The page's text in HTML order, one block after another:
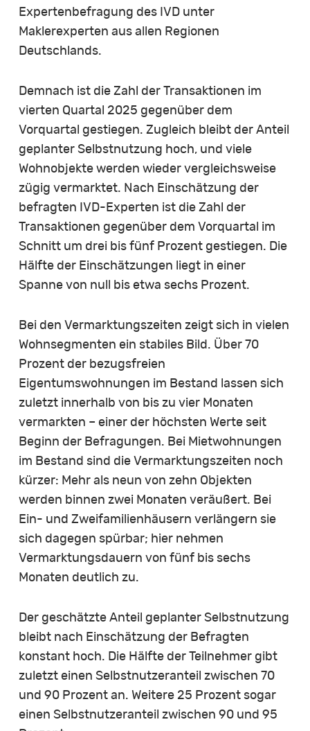
Expertenbefragung des IVD unter
Maklerexperten aus allen Regionen
Deutschlands.
Demnach ist die Zahl der Transaktionen im
vierten Quartal 2025 gegenüber dem
Vorquartal gestiegen. Zugleich bleibt der Anteil
geplanter Selbstnutzung hoch, und viele
Wohnobjekte werden wieder vergleichsweise
zügig vermarktet. Nach Einschätzung der
befragten IVD-Experten ist die Zahl der
Transaktionen gegenüber dem Vorquartal im
Schnitt um drei bis fünf Prozent gestiegen. Die
Hälfte der Einschätzungen liegt in einer
Spanne von null bis etwa sechs Prozent.
Bei den Vermarktungszeiten zeigt sich in vielen
Wohnsegmenten ein stabiles Bild. Über 70
Prozent der bezugsfreien
Eigentumswohnungen im Bestand lassen sich
zuletzt innerhalb von bis zu vier Monaten
vermarkten – einer der höchsten Werte seit
Beginn der Befragungen. Bei Mietwohnungen
im Bestand sind die Vermarktungszeiten noch
kürzer: Mehr als neun von zehn Objekten
werden binnen zwei Monaten veräußert. Bei
Ein- und Zweifamilienhäusern verlängern sie
sich dagegen spürbar; hier nehmen
Vermarktungsdauern von fünf bis sechs
Monaten deutlich zu.
Der geschätzte Anteil geplanter Selbstnutzung
bleibt nach Einschätzung der Befragten
konstant hoch. Die Hälfte der Teilnehmer gibt
zuletzt einen Selbstnutzeranteil zwischen 70
und 90 Prozent an. Weitere 25 Prozent sogar
einen Selbstnutzeranteil zwischen 90 und 95